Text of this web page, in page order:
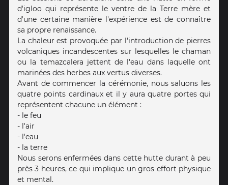
d'igloo qui représente le ventre de la Terre mère et
d'une certaine manière l'expérience est de connaître
sa propre renaissance.
La chaleur est provoquée par l'introduction de pierres
volcaniques incandescentes sur lesquelles le chaman
ou la temazcalera jettent de l'eau dans laquelle ont
marinées des herbes aux vertus diverses.
Avant de commencer la cérémonie, nous saluons les
quatre points cardinaux et il y aura quatre portes qui
représentent chacune un élément :
- le feu
- l'air
- l'eau
- la terre
Nous serons enfermées dans cette hutte durant à peu
près 3 heures, ce qui implique un gros effort physique
et mental.